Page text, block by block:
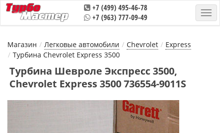
+7 (499) 495-46-78
+7 (963) 777-09-49
Магазин Легковые автомобили Chevrolet
Express
Турбина Chevrolet Express 3500
Турбина Шевроле Экспресс 3500,
Chevrolet Express 3500 736554-9011S